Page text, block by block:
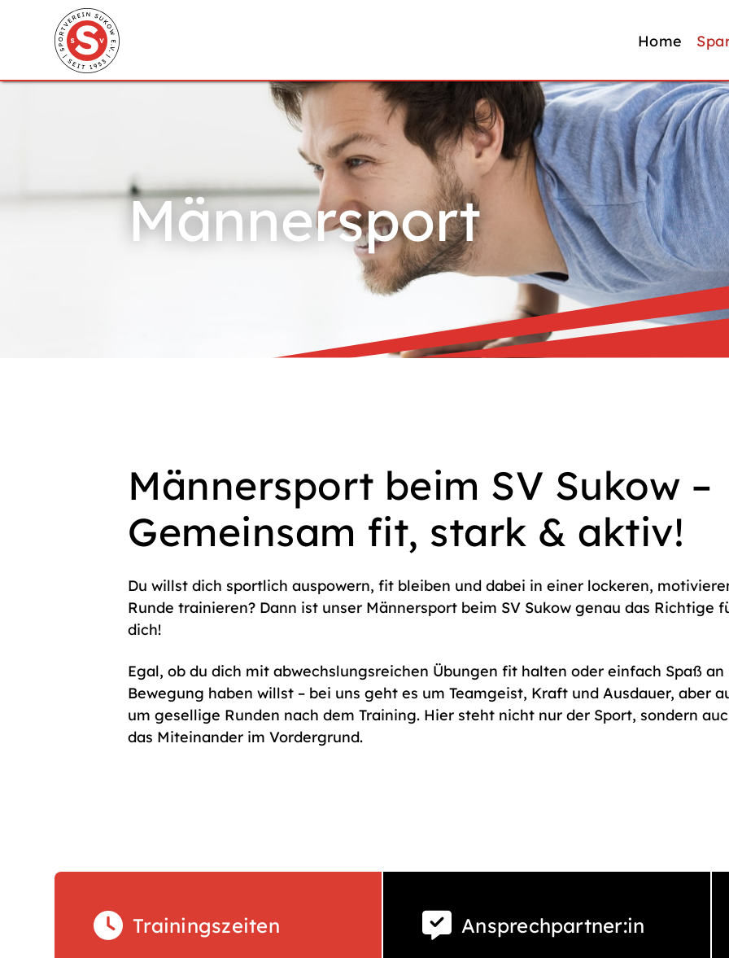
Home
Männersport
Männersport beim SV Sukow –
Gemeinsam fit, stark & aktiv!
Du willst dich sportlich auspowern, fit bleiben und dabei in einer lockeren,
Runde trainieren? Dann ist unser Männersport beim SV Sukow genau das Richtige
dich!
Egal, ob du dich mit abwechslungsreichen Übungen fit halten oder einfach Spaß an
Bewegung haben willst – bei uns geht es um Teamgeist, Kraft und Ausdauer, aber
um gesellige Runden nach dem Training. Hier steht nicht nur der Sport, sondern
das Miteinander im Vordergrund.
Trainingszeiten Ansprechpartner:in